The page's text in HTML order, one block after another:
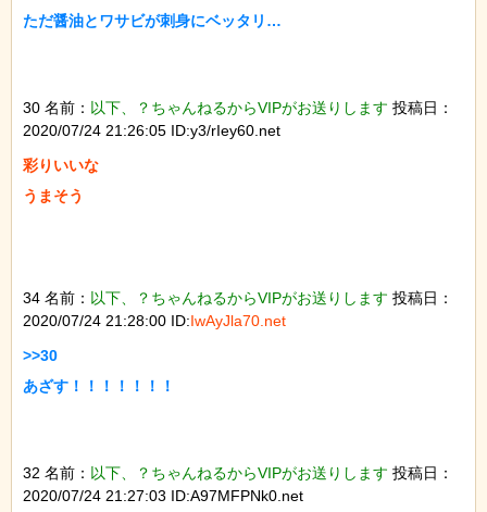
ただ醤油とワサビが刺身にベッタリ…
30 名前： 以下、？ちゃんねるからVIPがお送りします 投稿日：
2020/07/24 21:26:05 ID:y3/rIey60.net
彩りいいな
うまそう
34 名前： 以下、？ちゃんねるからVIPがお送りします 投稿日：
2020/07/24 21:28:00 ID:IwAyJla70.net
>>30
あざす！！！！！！！
32 名前： 以下、？ちゃんねるからVIPがお送りします 投稿日：
2020/07/24 21:27:03 ID:A97MFPNk0.net